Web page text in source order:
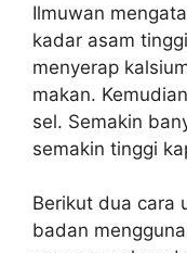
Ilmuwan
kadar asam
menyerap
makan.
sel. Semakin
semakin tinggi
Berikut dua cara
badan